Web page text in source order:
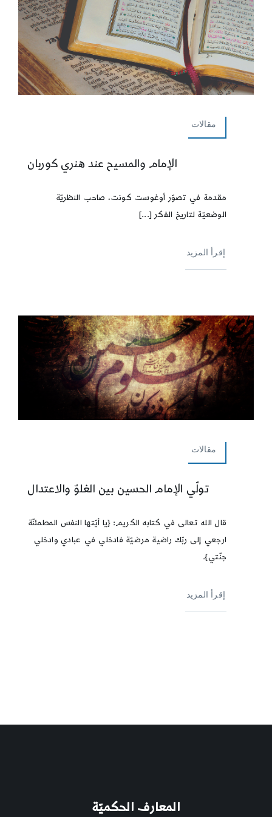
مقالات
الإمام والمسيح عند هنري كوربان
مقدمة في تصوّر أوغوست كونت، صاحب النظريّة
الوضعيّة لتاريخ الفكر [...]
إقرأ المزيد
مقالات
تولّي الإمام الحسين بين الغلوّ والاعتدال
قال الله تعالى في كتابه الكريم: {يا أيّتها النفس المطمئنّة
ارجعي إلى ربّك راضية مرضيّة فادخلي في عبادي وادخلي
جنّتي}.
إقرأ المزيد
المعارف الحكميّة